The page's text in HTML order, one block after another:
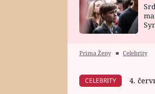
HOROSKOP NA
Prima Ženy ■ Celebrity
CELEBRITY 4.